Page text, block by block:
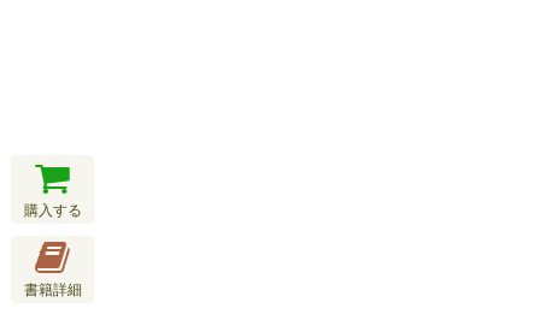
購入する
書籍詳細